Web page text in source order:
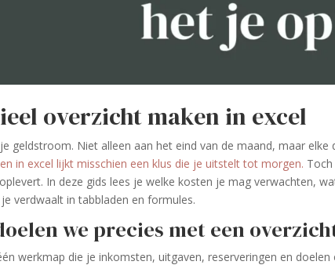
overzicht maken in excel
geldstroom. Niet alleen aan het eind van de maand, maar elke
in excel lijkt misschien een klus die je uitstelt tot morgen.
In deze gids lees je welke kosten je mag verwachten,
verdwaalt in tabbladen en formules.
we precies met een
werkmap die je inkomsten, uitgaven, reserveringen en